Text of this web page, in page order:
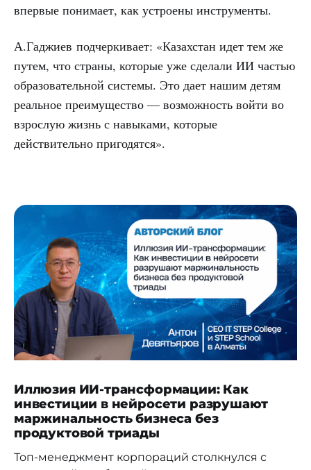
впервые понимает, как устроены инструменты.
А.Гаджиев подчеркивает: «Казахстан идет тем же
путем, что страны, которые уже сделали ИИ частью
образовательной системы. Это дает нашим детям
реальное преимущество — возможность войти во
взрослую жизнь с навыками, которые
действительно пригодятся».
Иллюзия ИИ-трансформации: Как
инвестиции в нейросети разрушают
маржинальность бизнеса без
продуктовой триады
Топ-менеджмент корпораций столкнулся с